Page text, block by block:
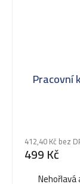
Pracovní
412,40 Kč bez
499 Kč